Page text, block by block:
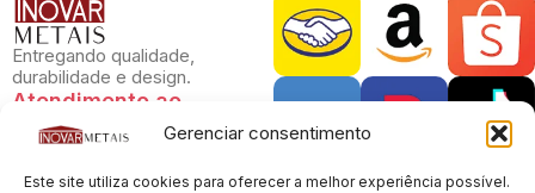
Gerenciar consentimento
Este site utiliza cookies para oferecer a melhor experiência possível.
Entregando qualidade,
durabilidade e design.
Atendimento ao
Cliente
Estamos à disposição.
Pague com Segurança